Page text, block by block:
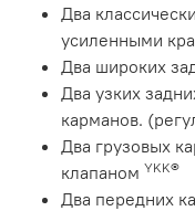
Два
усиленными
Два широких
Два узких
карманов.
Два грузовых
клапаном YKK®
Два передних